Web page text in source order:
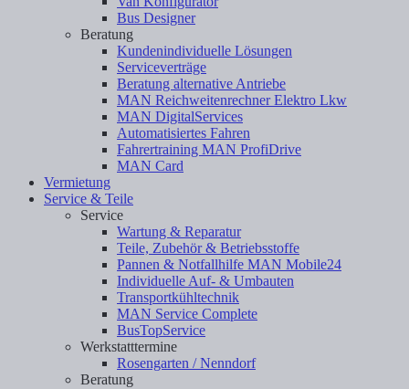
Bus Designer
Beratung
Kundenindividuelle Lösungen
Serviceverträge
Beratung alternative Antriebe
MAN Reichweitenrechner Elektro Lkw
MAN DigitalServices
Automatisiertes Fahren
Fahrertraining MAN ProfiDrive
MAN Card
Vermietung
Service & Teile
Service
Wartung & Reparatur
Teile, Zubehör & Betriebsstoffe
Pannen & Notfallhilfe MAN Mobile24
Individuelle Auf- & Umbauten
Transportkühltechnik
MAN Service Complete
BusTopService
Werkstatttermine
Rosengarten / Nenndorf
Beratung